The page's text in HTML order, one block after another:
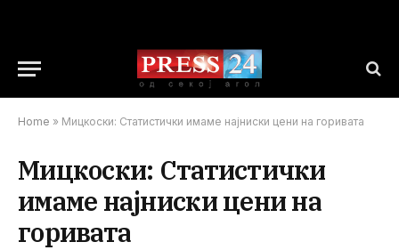
Home » Мицкоски: Статистички имаме најниски цени на горивата
Мицкоски: Статистички
имаме најниски цени на
горивата